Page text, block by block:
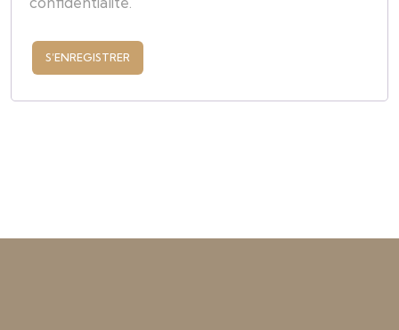
S’ENREGISTRER